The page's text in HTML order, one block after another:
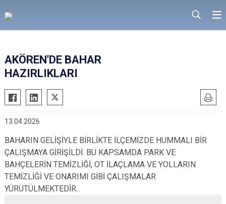
AKÖREN'DE BAHAR
HAZIRLIKLARI
13.04.2026
BAHARIN GELİŞİYLE BİRLİKTE İLÇEMİZDE HUMMALI BİR
ÇALIŞMAYA GİRİŞİLDİ. BU KAPSAMDA PARK VE
BAHÇELERİN TEMİZLİĞİ, OT İLAÇLAMA VE YOLLARIN
TEMİZLİĞİ VE ONARIMI GİBİ ÇALIŞMALAR
YÜRÜTÜLMEKTEDİR.